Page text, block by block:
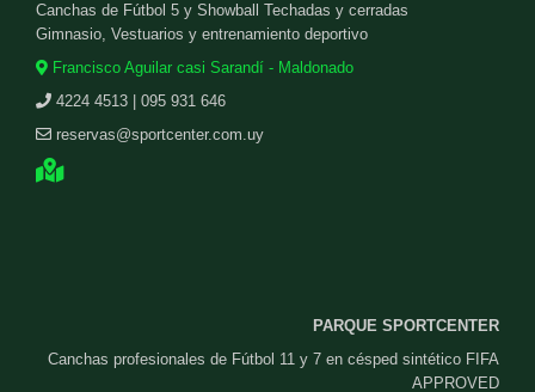
Canchas de Fútbol 5 y Showball Techadas y cerradas
Gimnasio, Vestuarios y entrenamiento deportivo
Francisco Aguilar casi Sarandí - Maldonado
4224 4513 | 095 931 646
reservas@sportcenter.com.uy
PARQUE SPORTCENTER
Canchas profesionales de Fútbol 11 y 7 en césped sintético FIFA
APPROVED